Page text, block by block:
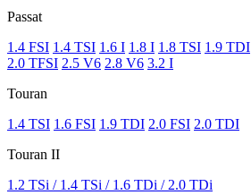
Passat
1.4 FSI 1.4 TSI 1.6 I 1.8 I 1.8 TSI 1.9 TDI
2.0 TFSI 2.5 V6 2.8 V6 3.2 I
Touran
1.4 TSI 1.6 FSI 1.9 TDI 2.0 FSI 2.0 TDI
Touran II
1.2 TSi / 1.4 TSi / 1.6 TDi / 2.0 TDi